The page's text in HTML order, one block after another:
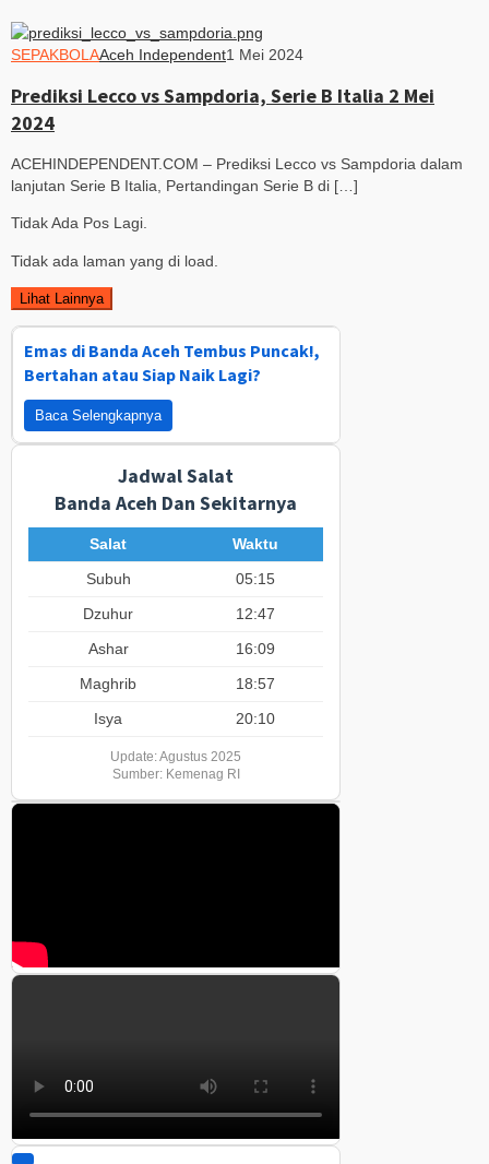
SEPAKBOLAAceh Independent1 Mei 2024
Prediksi Lecco vs Sampdoria, Serie B Italia 2 Mei
2024
ACEHINDEPENDENT.COM – Prediksi Lecco vs Sampdoria dalam
lanjutan Serie B Italia, Pertandingan Serie B di […]
Tidak Ada Pos Lagi.
Tidak ada laman yang di load.
Lihat Lainnya
Emas di Banda Aceh Tembus Puncak!,
Bertahan atau Siap Naik Lagi?
Baca Selengkapnya
Jadwal Salat
Banda Aceh Dan Sekitarnya
Salat
Waktu
Subuh
05:15
Dzuhur
12:47
Ashar
16:09
Maghrib
18:57
Isya
20:10
Update: Agustus 2025
Sumber: Kemenag RI